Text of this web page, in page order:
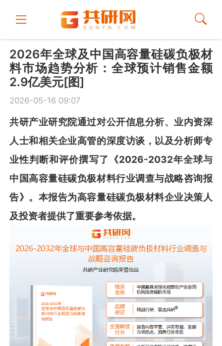
2026年全球及中国高容量硅碳负极材
料市场趋势分析：全球预计销售金额
2.9亿美元[图]
2026-05-16 09:07
共研产业研究院通过对公开信息分析、业内资深
人士和相关企业高管的深度访谈，以及分析师专
业性判断和评价撰写了《2026-2032年全球与
中国高容量硅碳负极材料行业调查与战略咨询报
告》 。本报告为高容量硅碳负极材料企业决策人
及投资者提供了重要参考依据。